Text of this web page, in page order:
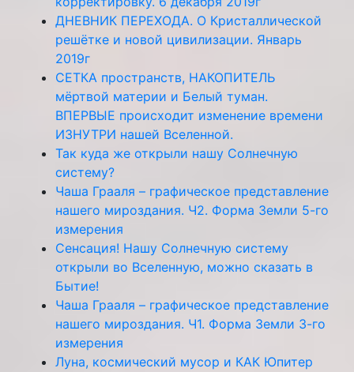
ДНЕВНИК ПЕРЕХОДА. О Кристаллической
решётке и новой цивилизации. Январь
2019г
СЕТКА пространств, НАКОПИТЕЛЬ
мёртвой материи и Белый туман.
ВПЕРВЫЕ происходит изменение времени
ИЗНУТРИ нашей Вселенной.
Так куда же открыли нашу Солнечную
систему?
Чаша Грааля – графическое представление
нашего мироздания. Ч2. Форма Земли 5-го
измерения
Сенсация! Нашу Солнечную систему
открыли во Вселенную, можно сказать в
Бытие!
Чаша Грааля – графическое представление
нашего мироздания. Ч1. Форма Земли 3-го
измерения
Луна, космический мусор и КАК Юпитер